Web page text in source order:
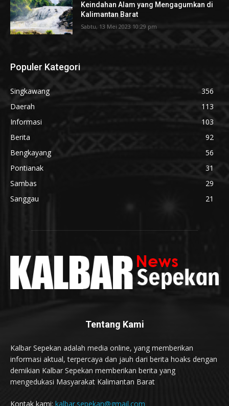
Keindahan Alam yang Mengagumkan di
Kalimantan Barat
Sabtu, 13 Mei 2023 10:29 pm
Populer Kategori
Singkawang
356
Daerah
113
Informasi
103
Berita
92
Bengkayang
56
Pontianak
31
Sambas
29
Sanggau
21
Tentang Kami
Kalbar Sepekan adalah media online, yang memberikan
informasi aktual, terpercaya dan jauh dari berita hoaks dengan
demikian Kalbar Sepekan memberikan berita yang
mengedukasi Masyarakat Kalimantan Barat
Kontak kami: kalbar.sepekan@gmail.com